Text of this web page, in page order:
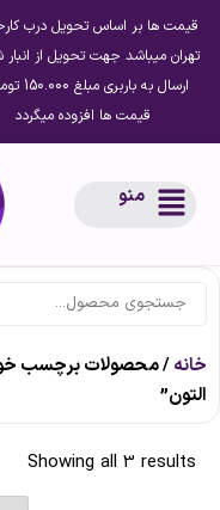
قیمت ها بر اساس تحویل درب
تهران میباشد جهت تحویل از انبار
ارسال به
قیمت ها افزوده میگردد
منو
خانه/ محصولات برچسب
التون”
Showing all 3 results